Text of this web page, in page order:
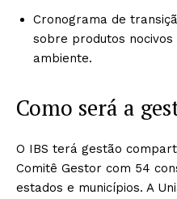
Cronograma de
sobre produtos nocivos
ambiente.
Como será a
O IBS terá gestão
Comitê Gestor com 54
estados e municípios. A